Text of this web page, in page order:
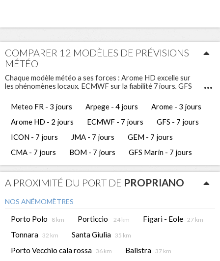
COMPARER 12 MODÈLES DE PRÉVISIONS
MÉTÉO
Chaque modèle météo a ses forces : Arome HD excelle sur
les phénomènes locaux, ECMWF sur la fiabilité 7 jours, GFS
meilleures décisions de navigation.
Infosvent vous propose 12 modèles météo différents pour
Propriano. Ces prévisions météo gratuites vous permettent
d'avoir une vue complète et de comparer les tendances
météorologiques des jours à venir.
Meteo FR - 3 jours Arpege - 4 jours
Arome - 3 jours
Arome HD - 2 jours
ECMWF - 7 jours
GFS - 7 jours
ICON - 7 jours
JMA - 7 jours
GEM - 7 jours
CMA - 7 jours
BOM - 7 jours GFS Marin - 7 jours
A PROXIMITÉ DU PORT DE PROPRIANO
NOS ANÉMOMÈTRES
Porto Polo 8 km Porticcio 24 km Figari - Eole 27 km
Tonnara 32 km Santa Giulia 35 km
Porto Vecchio cala rossa 36 km Balistra 37 km